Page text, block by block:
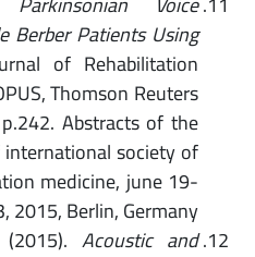
Berber Patients Using
of Rehabilitation
Thomson Reuters
p.242. Abstracts of the
international society of
medicine, june 19-
2015, Berlin, Germany.
(2015).Acoustic and